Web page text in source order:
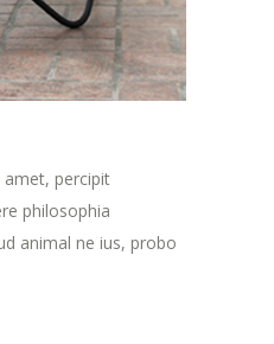
percipit
philosophia
animal ne ius, probo